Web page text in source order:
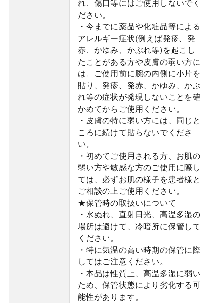
れ、傷口等にはご使用しないでく
ださい。
・今までに薬品や化粧品等による
アレルギー症状(例えば発疹、発
赤、かゆみ、かぶれ等)を起こし
たことがある方や皮膚の弱い方に
は、ご使用前に腕の内側に小片を
貼り、発疹、発赤、かゆみ、かぶ
れ等の症状が発現しないことを確
かめてからご使用ください。
・皮膚の特に弱い方には、同じと
ころに続けて貼らないでくださ
い。
・初めてご使用される方、お肌の
弱い方や敏感な方のご使用に際し
ては、必ずお肌の様子を患者様と
ご相談の上ご使用ください。
★保管時の取扱いについて
・水ぬれ、直射日光、高温多湿の
場所は避けて、冷暗所に保管して
ください。
・特に気温の高い時期の保管に際
してはご注意ください。
・本品は性質上、高温多湿に弱い
ため、保管状態により劣化する可
能性があります。